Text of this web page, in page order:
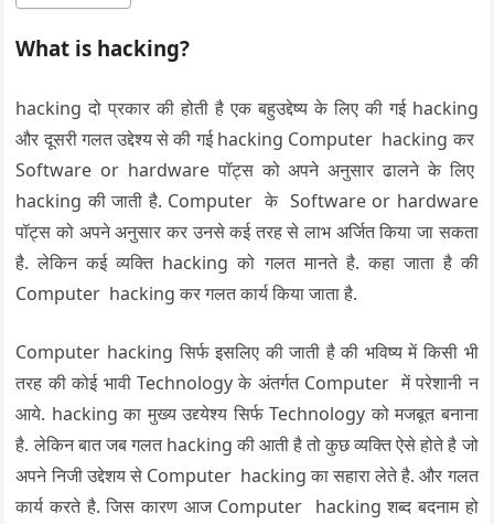
What is hacking?
hacking दो प्रकार की होती है एक बहुउद्देष्य के लिए की गई hacking
और दूसरी गलत उद्देश्य से की गई hacking Computer hacking कर
Software or hardware पॉट्स को अपने अनुसार ढालने के लिए
hacking की जाती है. Computer के Software or hardware
पॉट्स को अपने अनुसार कर उनसे कई तरह से लाभ अर्जित किया जा सकता
है. लेकिन कई व्यक्ति hacking को गलत मानते है. कहा जाता है की
Computer hacking कर गलत कार्य किया जाता है.
Computer hacking सिर्फ इसलिए की जाती है की भविष्य में किसी भी
तरह की कोई भावी Technology के अंतर्गत Computer में परेशानी न
आये. hacking का मुख्य उद्द्येश्य सिर्फ Technology को मजबूत बनाना
है. लेकिन बात जब गलत hacking की आती है तो कुछ व्यक्ति ऐसे होते है जो
अपने निजी उद्देशय से Computer hacking का सहारा लेते है. और गलत
कार्य करते है. जिस कारण आज Computer hacking शब्द बदनाम हो